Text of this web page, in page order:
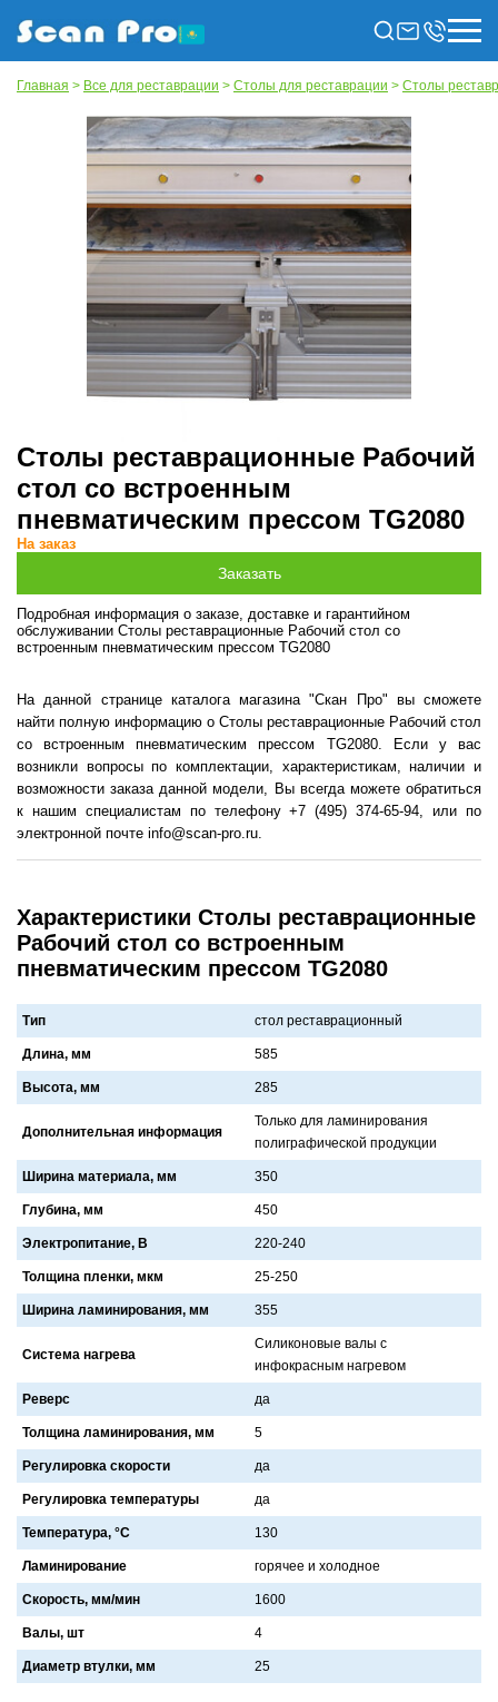
Главная > Все для реставрации > Столы для реставрации > Столы
Столы реставрационные Рабочий
стол со встроенным
пневматическим прессом TG2080
На заказ
Подробная информация о заказе, доставке и гарантийном
обслуживании Столы реставрационные Рабочий стол со
встроенным пневматическим прессом TG2080
На данной странице каталога магазина "Скан Про" вы сможете
найти полную информацию о Столы реставрационные Рабочий стол
со встроенным пневматическим прессом TG2080. Если у вас
возникли вопросы по комплектации, характеристикам, наличии и
возможности заказа данной модели, Вы всегда можете обратиться
к нашим специалистам по телефону +7 (495) 374-65-94, или по
электронной почте info@scan-pro.ru.
Характеристики Столы реставрационные
Рабочий стол со встроенным
пневматическим прессом TG2080
Тип стол реставрационный
Длина, мм 585
Высота, мм 285
Дополнительная информация
Только для лaминировaния
полигрaфической продукции
Ширина материала, мм 350
Глубина, мм 450
Электропитание, В 220-240
Толщина пленки, мкм 25-250
Ширина ламинирования, мм 355
Система нагрева
Силиконовые вaлы с
инфокрaсным нaгревом
Реверс дa
Толщина ламинирования, мм 5
Регулировка скорости дa
Регулировка температуры дa
Температура, °C 130
Ламинирование горячее и холодное
Скорость, мм/мин 1600
Валы, шт 4
Диаметр втулки, мм 25